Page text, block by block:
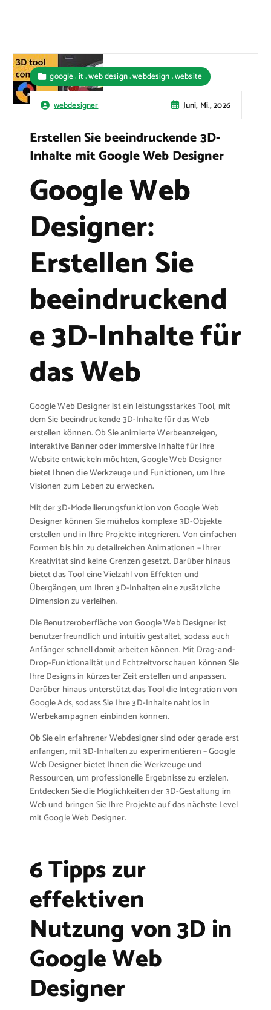
webdesigner Juni, Mi., 2026
google,it,web design,webdesign,website
Erstellen Sie beeindruckende 3D-
Inhalte mit Google Web Designer
Google Web
Designer:
Erstellen Sie
beeindruckend
e 3D-Inhalte für
das Web
Google Web Designer ist ein leistungsstarkes Tool, mit
dem Sie beeindruckende 3D-Inhalte für das Web
erstellen können. Ob Sie animierte Werbeanzeigen,
interaktive Banner oder immersive Inhalte für Ihre
Website entwickeln möchten, Google Web Designer
bietet Ihnen die Werkzeuge und Funktionen, um Ihre
Visionen zum Leben zu erwecken.
Mit der 3D-Modellierungsfunktion von Google Web
Designer können Sie mühelos komplexe 3D-Objekte
erstellen und in Ihre Projekte integrieren. Von einfachen
Formen bis hin zu detailreichen Animationen – Ihrer
Kreativität sind keine Grenzen gesetzt. Darüber hinaus
bietet das Tool eine Vielzahl von Effekten und
Übergängen, um Ihren 3D-Inhalten eine zusätzliche
Dimension zu verleihen.
Die Benutzeroberfläche von Google Web Designer ist
benutzerfreundlich und intuitiv gestaltet, sodass auch
Anfänger schnell damit arbeiten können. Mit Drag-and-
Drop-Funktionalität und Echtzeitvorschauen können Sie
Ihre Designs in kürzester Zeit erstellen und anpassen.
Darüber hinaus unterstützt das Tool die Integration von
Google Ads, sodass Sie Ihre 3D-Inhalte nahtlos in
Werbekampagnen einbinden können.
Ob Sie ein erfahrener Webdesigner sind oder gerade erst
anfangen, mit 3D-Inhalten zu experimentieren – Google
Web Designer bietet Ihnen die Werkzeuge und
Ressourcen, um professionelle Ergebnisse zu erzielen.
Entdecken Sie die Möglichkeiten der 3D-Gestaltung im
Web und bringen Sie Ihre Projekte auf das nächste Level
mit Google Web Designer.
6 Tipps zur
effektiven
Nutzung von 3D in
Google Web
Designer